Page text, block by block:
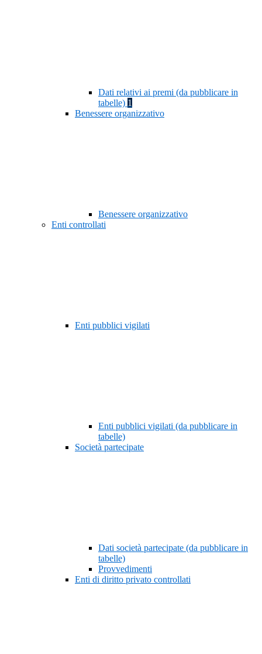
Dati relativi ai premi (da pubblicare in
tabelle) 1
Benessere organizzativo
Benessere organizzativo
Enti controllati
Enti pubblici vigilati
Enti pubblici vigilati (da pubblicare in
tabelle)
Società partecipate
Dati società partecipate (da pubblicare in
tabelle)
Provvedimenti
Enti di diritto privato controllati